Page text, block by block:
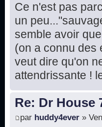
Ce n'est pas
un
semble avoir
(on a connu des
veut dire qu'on
attendrissante !
Re: Dr House
par huddy4ever »